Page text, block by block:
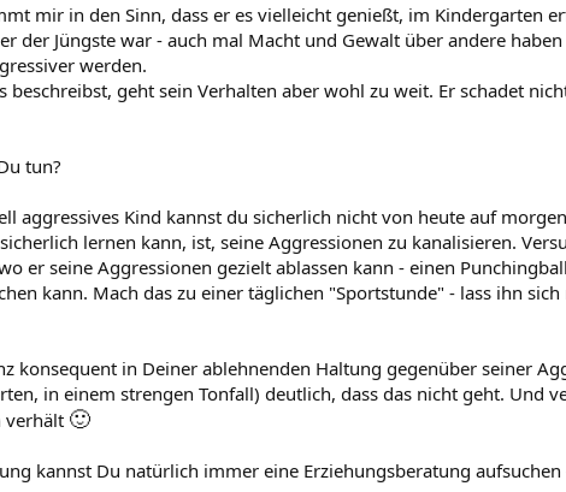
mir in den Sinn, dass er es vielleicht genießt, im Kindergarten
der Jüngste war - auch mal Macht und Gewalt über andere
werden.
beschreibst, geht sein Verhalten aber wohl zu weit. Er schadet
tun?
aggressives Kind kannst du sicherlich nicht von heute auf
lernen kann, ist, seine Aggressionen zu kanalisieren.
er seine Aggressionen gezielt ablassen kann - einen
kann. Mach das zu einer täglichen "Sportstunde" - lass ihn
konsequent in Deiner ablehnenden Haltung gegenüber seiner
in einem strengen Tonfall) deutlich, dass das nicht geht. Und
verhält 🙂
kannst Du natürlich immer eine Erziehungsberatung